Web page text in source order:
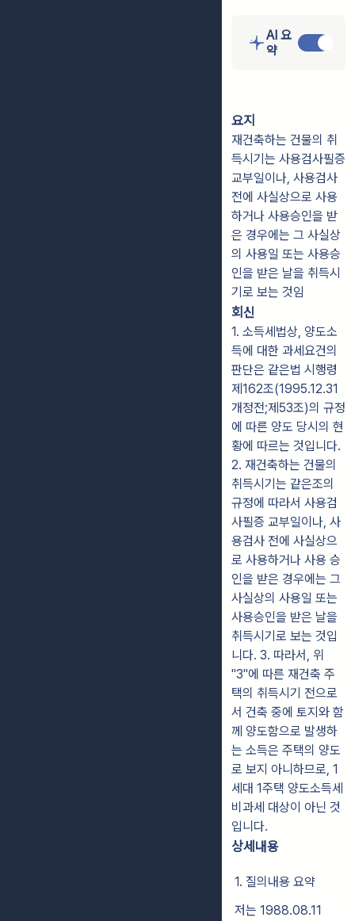
AI 요
약
요지
재건축하는 건물의 취
득시기는 사용검사필증
교부일이나, 사용검사
전에 사실상으로 사용
하거나 사용승인을 받
은 경우에는 그 사실상
의 사용일 또는 사용승
인을 받은 날을 취득시
기로 보는 것임
회신
1. 소득세법상, 양도소
득에 대한 과세요건의
판단은 같은법 시행령
제162조(1995.12.31
개정전;제53조)의 규정
에 따른 양도 당시의 현
황에 따르는 것입니다.
2. 재건축하는 건물의
취득시기는 같은조의
규정에 따라서 사용검
사필증 교부일이나, 사
용검사 전에 사실상으
로 사용하거나 사용 승
인을 받은 경우에는 그
사실상의 사용일 또는
사용승인을 받은 날을
취득시기로 보는 것입
니다. 3. 따라서, 위
"3"에 따른 재건축 주
택의 취득시기 전으로
서 건축 중에 토지와 함
께 양도함으로 발생하
는 소득은 주택의 양도
로 보지 아니하므로, 1
세대 1주택 양도소득세
비과세 대상이 아닌 것
입니다.
상세내용
1. 질의내용 요약
저는 1988.08.11